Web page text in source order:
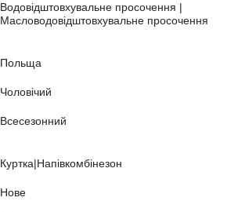
Водовідштовхувальне просочення |
Масловодовідштовхувальне просочення
Польща
Чоловічий
Всесезонний
Куртка|Напівкомбінезон
Нове